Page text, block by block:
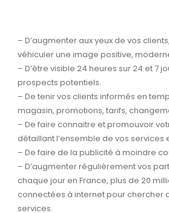
– D’augmenter aux yeux de vos
véhiculer une image positive,
– D’être visible 24 heures sur 24 et 7
prospects potentiels.
– De tenir vos clients informés en
magasin, promotions, tarifs,
– De faire connaitre et promouvoir
détaillant l’ensemble de vos services
– De faire de la publicité à moindre
– D’augmenter régulièrement vos
chaque jour en France, plus de 20
connectées à internet pour chercher
services.